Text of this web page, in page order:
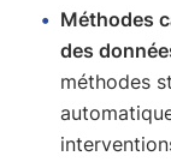
Méthodes
des
méthodes